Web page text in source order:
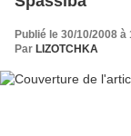
Publié le 30/10/2008 à
Par LIZOTCHKA